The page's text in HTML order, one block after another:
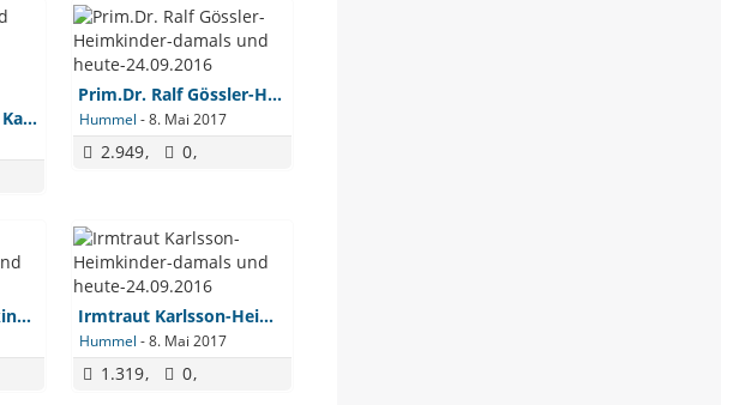
Prim. Dr.in Adelheid Kastner-Heimkinder-damals und heute-24.09.2016
Prim.Dr. Ralf Gössler-Heimkinder-damals und heute-24.09.2016
Hummel -8. Mai 2017
2.949 0
Michael Köck-Heimkinder-damals und heute-24.09.2016 Irmtraut Karlsson-Heimkinder-damals und heute-24.09.2016
Hummel -8. Mai 2017
1.319 0